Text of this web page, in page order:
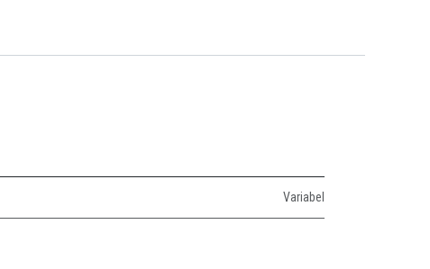
Variabel